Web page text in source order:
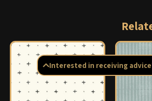
Interested in receiving